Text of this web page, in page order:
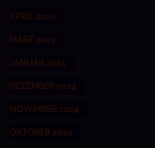
APRIL 2025
MÄRZ 2025
JANUAR 2025
DEZEMBER 2024
NOVEMBER 2024
OKTOBER 2024